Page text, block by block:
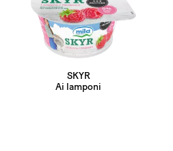
SKYR
Ai lamponi